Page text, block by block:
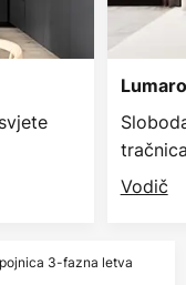
Vodič
3-fazna letva